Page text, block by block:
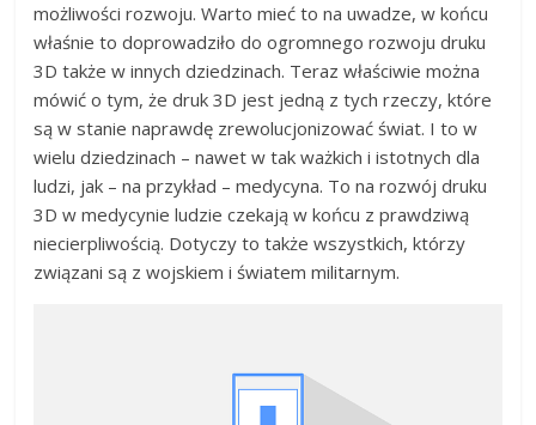
możliwości rozwoju. Warto mieć to na uwadze, w końcu
właśnie to doprowadziło do ogromnego rozwoju druku
3D także w innych dziedzinach. Teraz właściwie można
mówić o tym, że druk 3D jest jedną z tych rzeczy, które
są w stanie naprawdę zrewolucjonizować świat. I to w
wielu dziedzinach – nawet w tak ważkich i istotnych dla
ludzi, jak – na przykład – medycyna. To na rozwój druku
3D w medycynie ludzie czekają w końcu z prawdziwą
niecierpliwością. Dotyczy to także wszystkich, którzy
związani są z wojskiem i światem militarnym.